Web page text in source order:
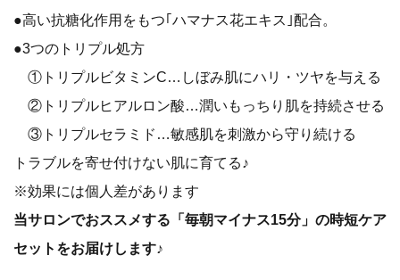
●高い抗糖化作用をもつ｢ハマナス花エキス｣配合。
●3つのトリプル処方
①トリプルビタミンC…しぼみ肌にハリ・ツヤを与える
②トリプルヒアルロン酸…潤いもっちり肌を持続させる
③トリプルセラミド…敏感肌を刺激から守り続ける
トラブルを寄せ付けない肌に育てる♪
※効果には個人差があります
当サロンでおススメする「毎朝マイナス15分」の時短ケア
セットをお届けします♪